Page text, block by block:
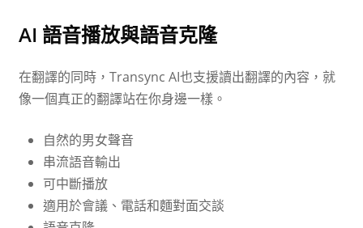
AI 語音播放與語音克隆
在翻譯的同時，Transync AI也支援讀出翻譯的內容，就
像一個真正的翻譯站在你身邊一樣。
自然的男女聲音
串流語音輸出
可中斷播放
適用於會議、電話和麵對面交談